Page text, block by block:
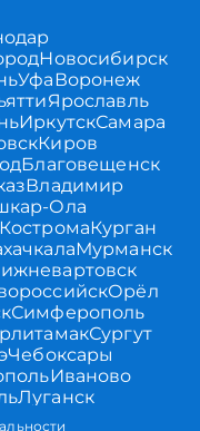
Новосибирск
УфаВоронеж
Ярославль
ИркутскСамара
Киров
Благовещенск
Владимир
Ола
Курган
Мурманск
Орёл
Симферополь
Сургут
Чебоксары
Иваново
Луганск